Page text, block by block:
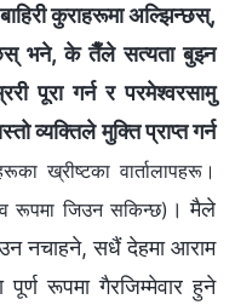
कुराहरूमा अल्झिन्छस्,
भने, के तैँले सत्यता बुझ्‍न
पूरा गर्न र परमेश्‍वरसामु
मुक्ति प्राप्त गर्न
ख्रीष्टका वार्तालापहरू।
रूपमा जिउन सकिन्छ) । मैले
नचाहने, सधैं देहमा आराम
रूपमा गैरजिम्मेवार हुने